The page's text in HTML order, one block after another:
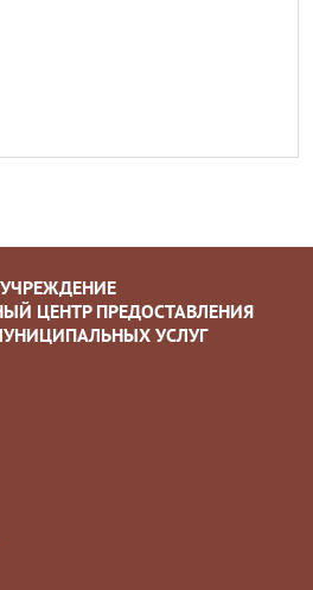
ЦЕНТР ПРЕДОСТАВЛЕНИЯ
УСЛУГ